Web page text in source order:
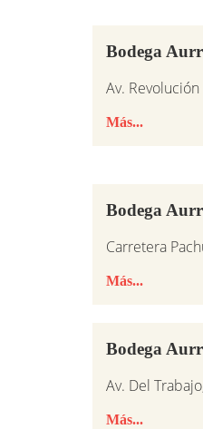
Bodega
Av.
Más...
Bodega
Carretera
Más...
Bodega
Av. Del
Más...